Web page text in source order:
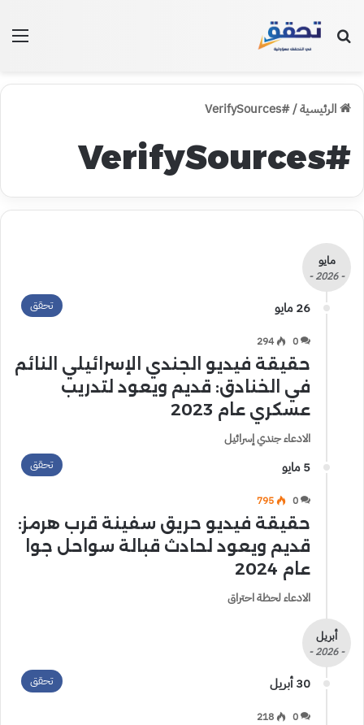
بحث عن
الرئيسية/
#VerifySources
#VerifySources
مايو
- 2026 -
26 مايو تحقق
0
294
حقيقة فيديو الجندي الإسرائيلي النائم
في الخنادق: قديم ويعود لتدريب
عسكري عام 2023
الادعاء جندي إسرائيل
5 مايو تحقق
0
795
حقيقة فيديو حريق سفينة قرب هرمز:
قديم ويعود لحادث قبالة سواحل جوا
عام 2024
الادعاء لحظة احتراق
أبريل
- 2026 -
30 أبريل تحقق
0
218